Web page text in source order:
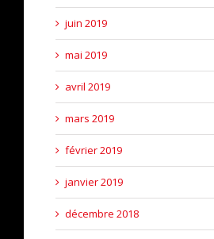
juin 2019
mai 2019
avril 2019
mars 2019
février 2019
janvier 2019
décembre 2018